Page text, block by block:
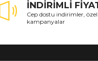
İNDİRİMLİ
Cep dostu indirimler, özel
kampanyalar